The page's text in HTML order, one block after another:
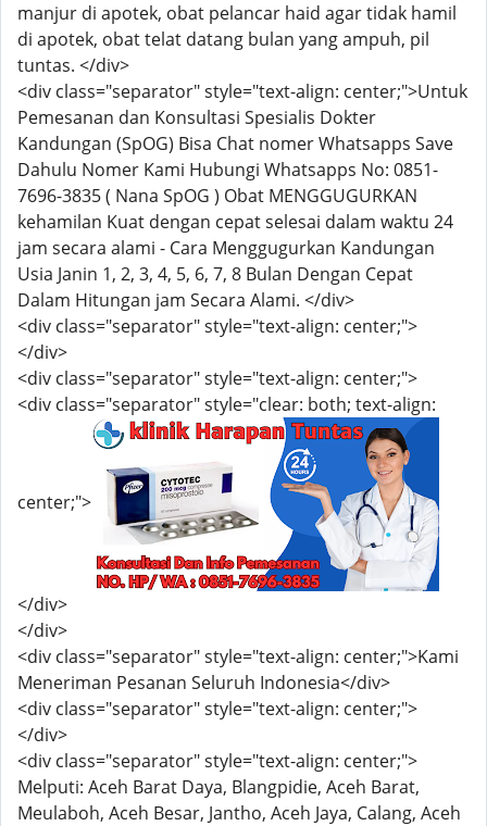
manjur di apotek, obat pelancar haid agar tidak hamil
di apotek, obat telat datang bulan yang ampuh, pil
tuntas. </div>
<div class="separator" style="text-align: center;">Untuk
Pemesanan dan Konsultasi Spesialis Dokter
Kandungan (SpOG) Bisa Chat nomer Whatsapps Save
Dahulu Nomer Kami Hubungi Whatsapps No: 0851-
7696-3835 ( Nana SpOG ) Obat MENGGUGURKAN
kehamilan Kuat dengan cepat selesai dalam waktu 24
jam secara alami - Cara Menggugurkan Kandungan
Usia Janin 1, 2, 3, 4, 5, 6, 7, 8 Bulan Dengan Cepat
Dalam Hitungan jam Secara Alami. </div>
<div class="separator" style="text-align: center;">
</div>
<div class="separator" style="text-align: center;">
<div class="separator" style="clear: both; text-align:
center;">
</div>
</div>
<div class="separator" style="text-align: center;">Kami
Meneriman Pesanan Seluruh Indonesia</div>
<div class="separator" style="text-align: center;">
</div>
<div class="separator" style="text-align: center;">
Melputi: Aceh Barat Daya, Blangpidie, Aceh Barat,
Meulaboh, Aceh Besar, Jantho, Aceh Jaya, Calang, Aceh